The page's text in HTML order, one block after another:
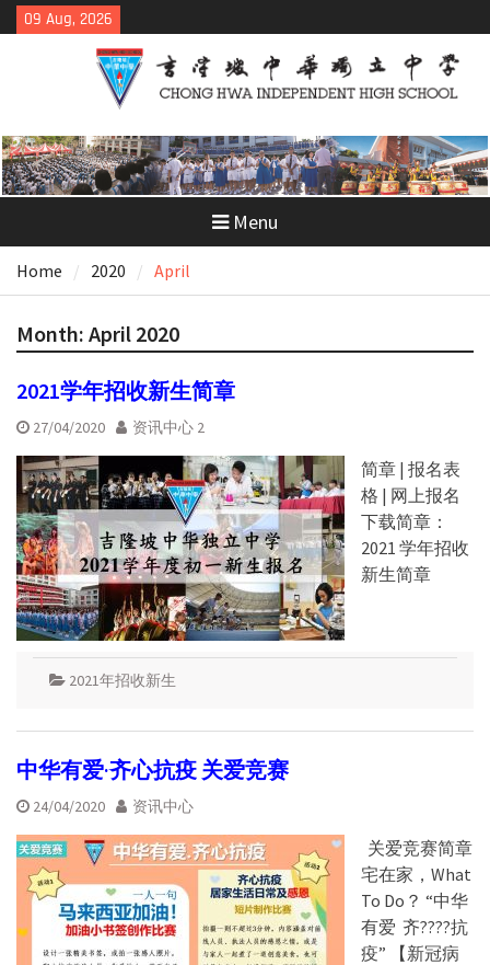
Skip
to
09 Aug, 2026
Menu
Home 2020 April
Month: April 2020
2021学年招收新生简章
27/04/2020 资讯中心 2
简章 | 报名表
格 | 网上报名
下载简章：
2021 学年招收
新生简章
2021年招收新生
中华有爱·齐心抗疫 关爱竞赛
24/04/2020 资讯中心
关爱竞赛简章
宅在家，What
To Do？ “中华
有爱 齐????抗
疫” 【新冠病